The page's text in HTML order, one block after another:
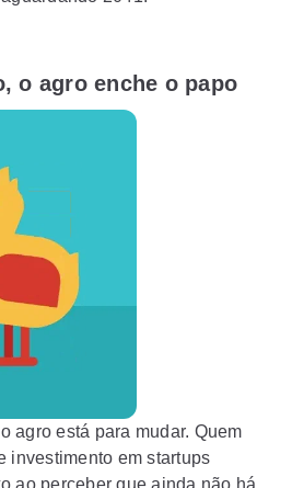
o agro enche o papo
agro está para mudar. Quem
investimento em startups
ao perceber que ainda não há